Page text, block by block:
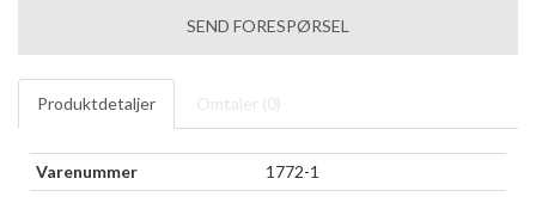
SEND FORESPØRSEL
Produktdetaljer Omtaler (0)
Varenummer
1772-1